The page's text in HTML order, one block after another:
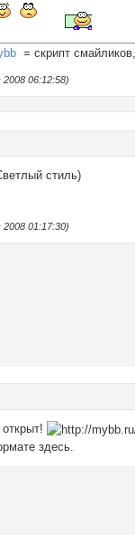
= cкрипт
06:12:58)
стиль)
01:17:30)
здесь.